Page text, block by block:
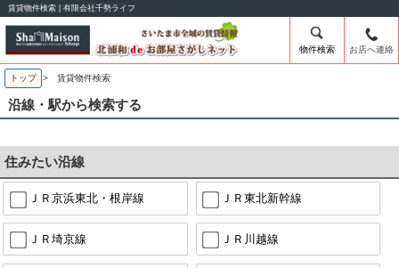
賃貸物件検索 | 有限会社千勢ライフ
物件検索 お店へ連絡
トップ > 賃貸物件検索
沿線・駅から検索する
住みたい沿線
ＪＲ京浜東北・根岸線 ＪＲ東北新幹線
ＪＲ埼京線 ＪＲ川越線